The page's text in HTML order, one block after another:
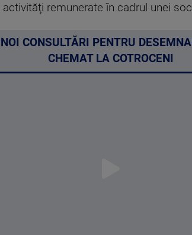
remunerate în cadrul unei
CONSULTĂRI PENTRU
CHEMAT LA COTROCENI